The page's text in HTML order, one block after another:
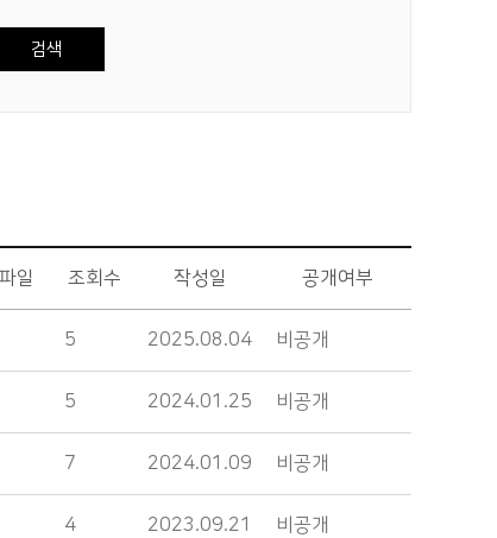
파일 조회수 작성일 공개여부
5 2025.08.04 비공개
5 2024.01.25 비공개
7 2024.01.09 비공개
4 2023.09.21 비공개